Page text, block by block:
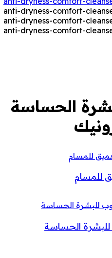
الحساسة
للمسام
الحساسة